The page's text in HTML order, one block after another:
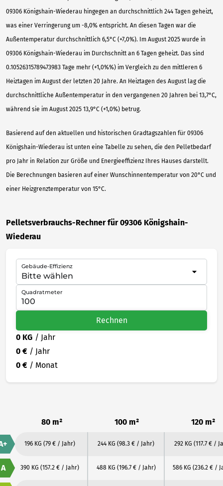
09306 Königshain-Wiederau hingegen an durchschnittlich 244 Tagen geheizt,
was einer Verringerung um -8,0% entspricht. An diesen Tagen war die
Außentemperatur durchschnittlich 6,5°C (+7,0%). Im August 2025 wurde in
09306 Königshain-Wiederau im Durchschnitt an 6 Tagen geheizt. Das sind
0.10526315789473983 Tage mehr (+1,0%%) im Vergleich zu den mittleren 6
Heiztagen im August der letzten 20 Jahre. An Heiztagen des August lag die
durchschnittliche Außentemperatur in den vergangenen 20 Jahren bei 13,7°C,
während sie im August 2025 13,9°C (+1,0%) betrug.
Basierend auf den aktuellen und historischen Gradtagszahlen für 09306
Königshain-Wiederau ist unten eine Tabelle zu sehen, die den Pelletbedarf
pro Jahr in Relation zur Größe und Energieeffizienz Ihres Hauses darstellt.
Die Berechnungen basieren auf einer Wunschinnentemperatur von 20°C und
einer Heizgrenztemperatur von 15°C.
Pelletsverbrauchs-Rechner für 09306 Königshain-
Wiederau
Gebäude-Effizienz
Quadratmeter
Rechnen
0 KG / Jahr
0 € / Jahr
0 € / Monat
80 m² 100 m² 120 m²
196 KG (79 € / Jahr) 244 KG (98.3 € / Jahr) 292 KG (117.7 € /
A 390 KG (157.2 € / Jahr) 488 KG (196.7 € / Jahr) 586 KG (236.2 € /